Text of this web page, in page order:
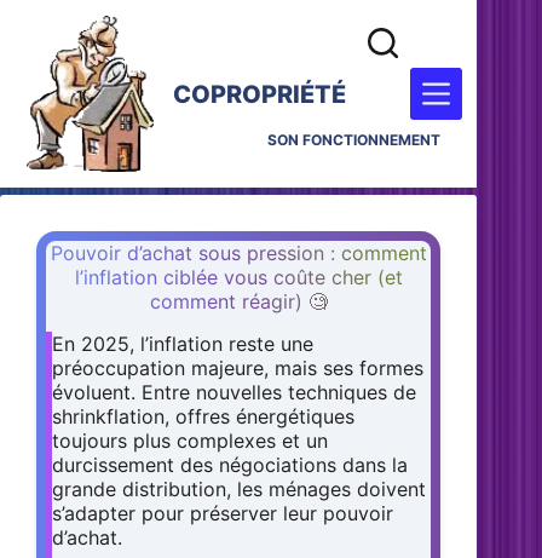
COPROPRIÉTÉ
SON FONCTIONNEMENT
Pouvoir d’achat sous pression : comment
l’inflation ciblée vous coûte cher (et
comment réagir) 🧐
En 2025, l’inflation reste une
préoccupation majeure, mais ses formes
évoluent. Entre nouvelles techniques de
shrinkflation, offres énergétiques
toujours plus complexes et un
durcissement des négociations dans la
grande distribution, les ménages doivent
s’adapter pour préserver leur pouvoir
d’achat.